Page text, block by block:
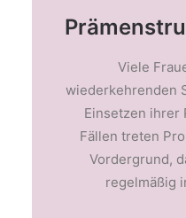
Viele
wiederkehrenden
Einsetzen ihrer
Fällen treten
Vordergrund,
regelmäßig